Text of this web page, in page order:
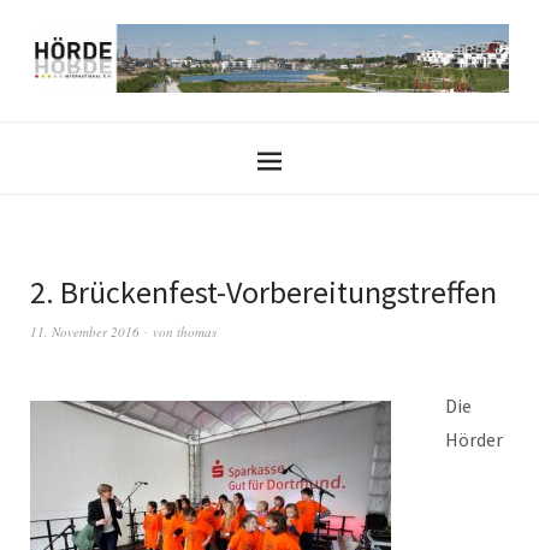
2. Brückenfest-Vorbereitungstreffen
11. November 2016 von thomas
Die
Hörder